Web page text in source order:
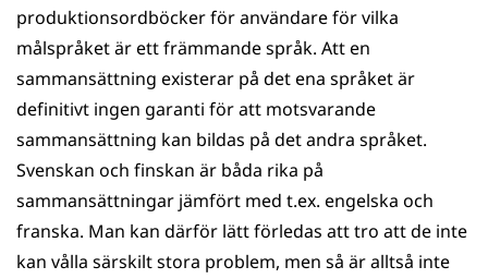
produktionsordböcker för användare för vilka
målspråket är ett främmande språk. Att en
sammansättning existerar på det ena språket är
definitivt ingen garanti för att motsvarande
sammansättning kan bildas på det andra språket.
Svenskan och finskan är båda rika på
sammansättningar jämfört med t.ex. engelska och
franska. Man kan därför lätt förledas att tro att de inte
kan vålla särskilt stora problem, men så är alltså inte